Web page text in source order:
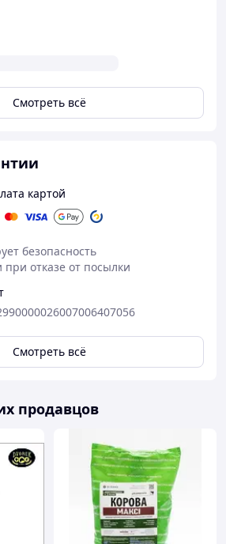
Смотреть всё
картой
безопасность
отказе от посылки
Смотреть всё
продавцов